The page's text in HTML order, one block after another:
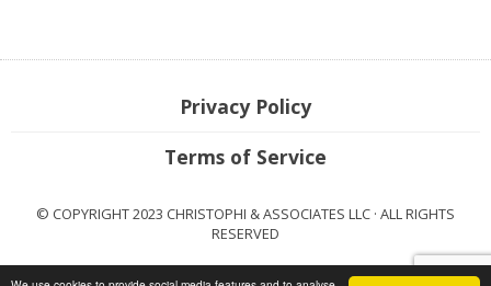
Privacy Policy
Terms of Service
© COPYRIGHT 2023 CHRISTOPHI & ASSOCIATES LLC · ALL RIGHTS
RESERVED